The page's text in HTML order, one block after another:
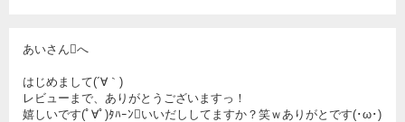
あいさんへ
はじめまして(´∀｀)
レビューまで、ありがとうございますっ！
嬉しいです(ﾟ∀ﾟ)ﾀﾊｰﾝいいだししてますか？笑ｗありがとです(･ω･)